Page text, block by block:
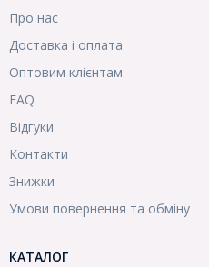
Про нас
Доставка і оплата
Оптовим клієнтам
FAQ
Відгуки
Контакти
Знижки
Умови повернення та обміну
КАТАЛОГ